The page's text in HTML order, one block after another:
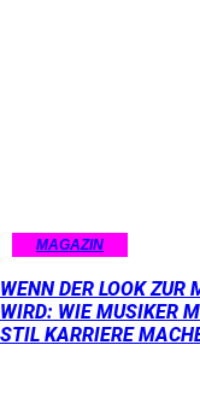
MAGAZIN
WENN DER LOOK ZUR
WIRD: WIE MUSIKER
STIL KARRIERE